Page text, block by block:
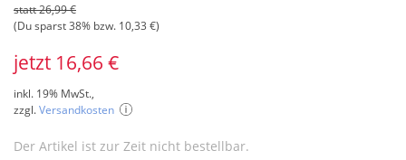
statt 26,99 €
(Du sparst 38% bzw. 10,33 €)
jetzt 16,66 €
inkl. 19% MwSt.,
zzgl.Versandkosten
Der Artikel ist zur Zeit nicht bestellbar.